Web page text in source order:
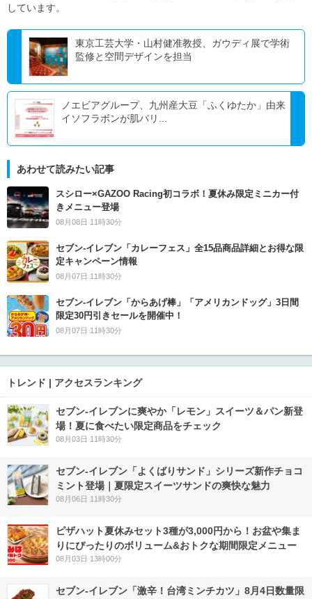
しています。
東京工芸大学・山村健准教授、ガウディ展で学術
監修と空間デザインを担当
ノエビアグループ、九州産大豆「ふくゆたか」由来
イソフラボンが肌バリ...
あわせて読みたい記事
スシロー×GAZOO Racing初コラボ！夏休み限定ミニカー付
きメニュー登場
08月08日 11時30分
セブン‐イレブン「カレーフェス」全15品商品詳細とお得な限
定キャンペーン情報
08月07日 11時30分
セブン‐イレブン「からあげ棒」「アメリカンドッグ」3日間
限定30円引きセールを開催中！
08月07日 11時30分
トレンド | アクセスランキング
セブン‐イレブンに爽やか「レモン」スイーツ＆パン新登
場！夏に食べたい限定商品をチェック
08月03日 11時30分
セブン‐イレブン「よくばりサンド」シリーズ新作チョコ
ミント登場｜夏限定スイーツサンドの爽快な魅力
08月06日 11時30分
ピザハット夏休みセット3種が3,000円から！お盆や集ま
りにぴったりのボリューム&おトクな期間限定メニュー
08月03日 13時00分
セブン-イレブン「激辛！台湾ミンチカツ」8月4日数量限